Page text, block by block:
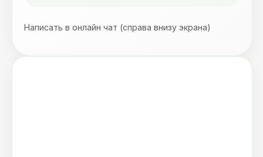
Написать в онлайн чат (справа внизу экрана)